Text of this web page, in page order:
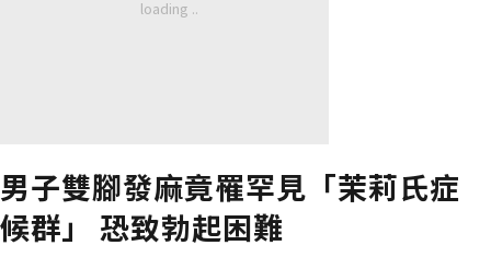
男子雙腳發麻竟罹罕見「茉莉氏症
候群」 恐致勃起困難